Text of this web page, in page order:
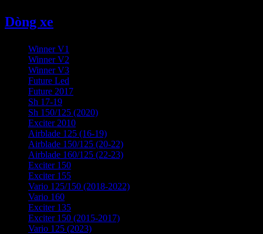
Dòng xe
Winner V1
Winner V2
Winner V3
Future Led
Future 2017
Sh 17-19
Sh 150/125 (2020)
Exciter 2010
Airblade 125 (16-19)
Airblade 150/125 (20-22)
Airblade 160/125 (22-23)
Exciter 150
Exciter 155
Vario 125/150 (2018-2022)
Vario 160
Exciter 135
Exciter 150 (2015-2017)
Vario 125 (2023)